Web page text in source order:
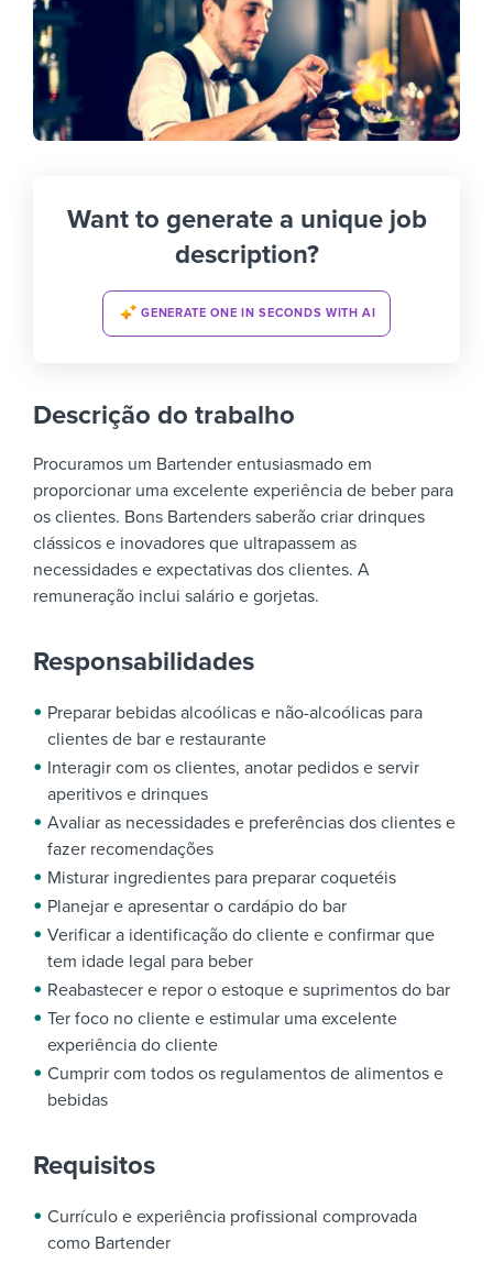
Want to generate a unique job
description?
GENERATE ONE IN SECONDS WITH AI
Descrição do trabalho
Procuramos um Bartender entusiasmado em
proporcionar uma excelente experiência de beber para
os clientes. Bons Bartenders saberão criar drinques
clássicos e inovadores que ultrapassem as
necessidades e expectativas dos clientes. A
remuneração inclui salário e gorjetas.
Responsabilidades
Preparar bebidas alcoólicas e não-alcoólicas para
clientes de bar e restaurante
Interagir com os clientes, anotar pedidos e servir
aperitivos e drinques
Avaliar as necessidades e preferências dos clientes e
fazer recomendações
Misturar ingredientes para preparar coquetéis
Planejar e apresentar o cardápio do bar
Verificar a identificação do cliente e confirmar que
tem idade legal para beber
Reabastecer e repor o estoque e suprimentos do bar
Ter foco no cliente e estimular uma excelente
experiência do cliente
Cumprir com todos os regulamentos de alimentos e
bebidas
Requisitos
Currículo e experiência profissional comprovada
como Bartender